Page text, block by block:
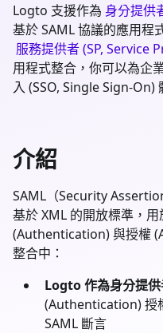
Logto 支援作為 身分提供
基於 SAML 協議的應用程
服務提供者 (SP, Service
用程式整合，你可以為企
入 (SSO, Single Sign-On)
介紹
SAML（Security
基於 XML 的開放標準，
(Authentication) 與授權
整合中：
Logto 作為身分提
(Authentication) 授
SAML 斷言